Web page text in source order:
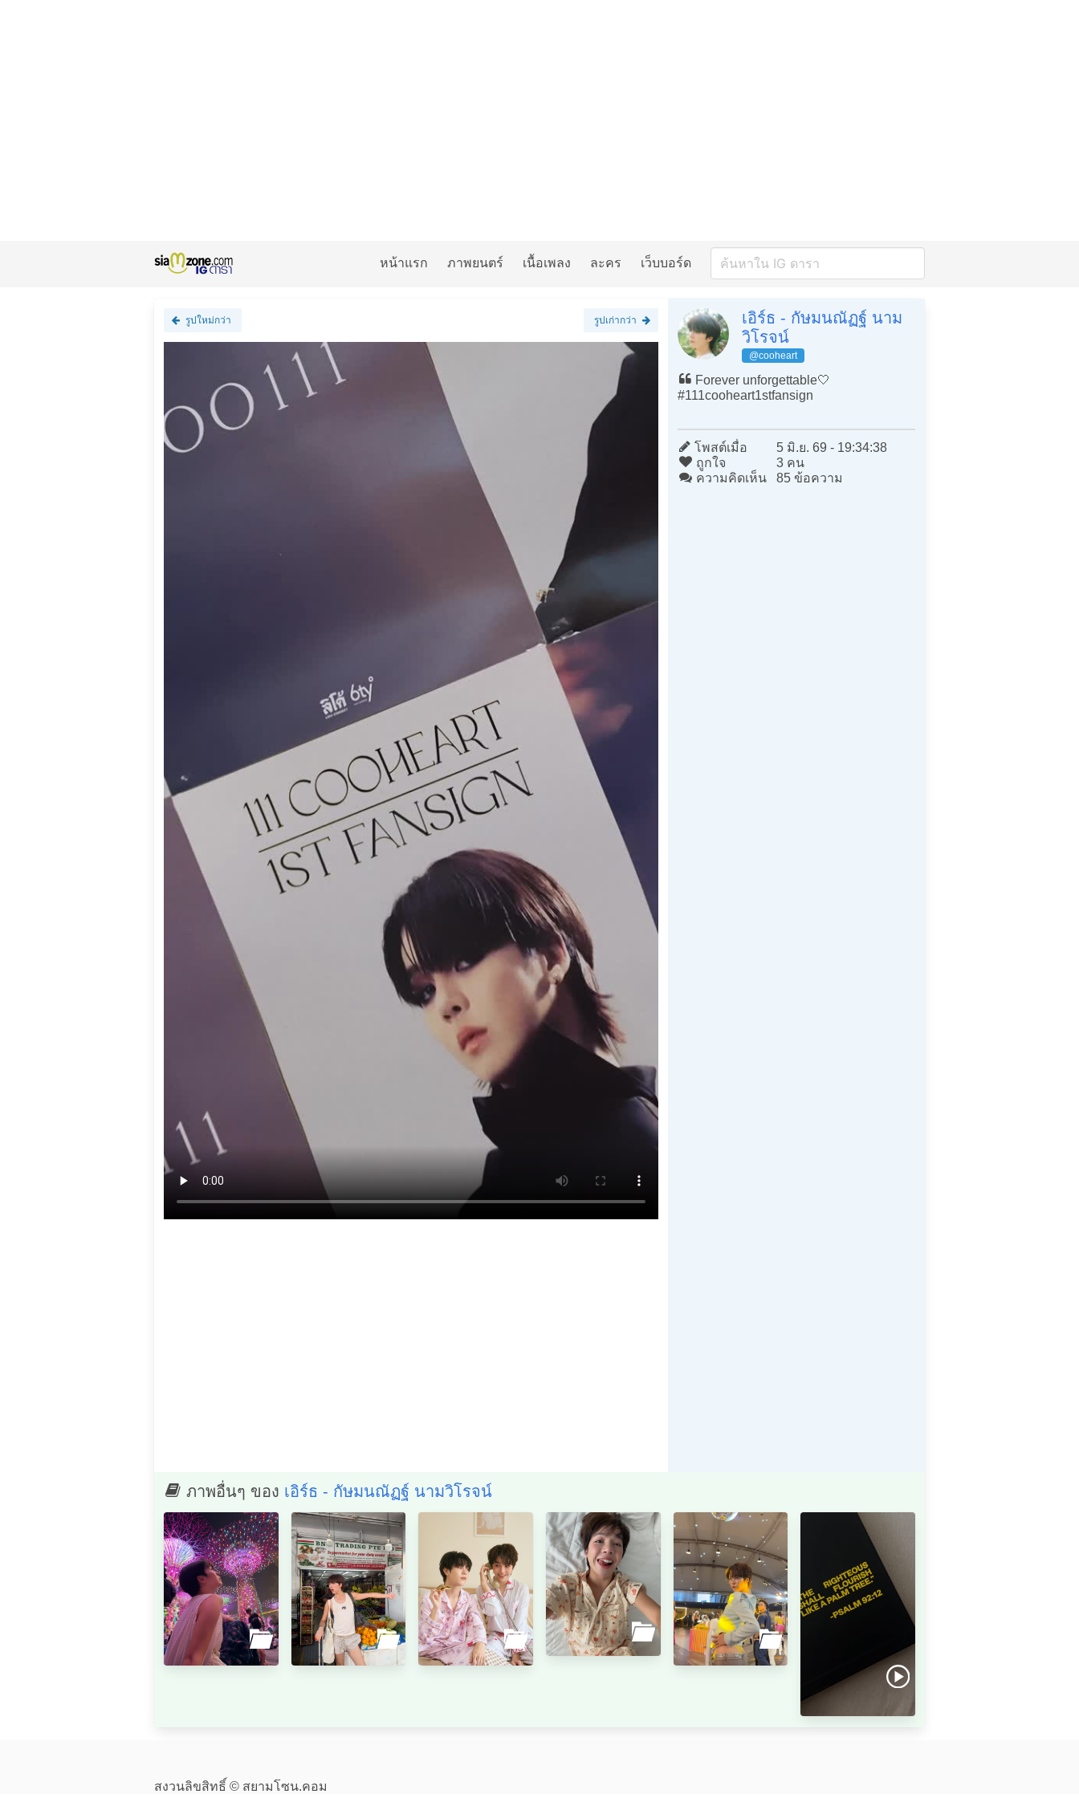
หน้าแรก ภาพยนตร์ เนื้อเพลง ละคร เว็บบอร์ด
รูปใหม่กว่า รูปเก่ากว่า
เอิร์ธ - กัษมนณัฏฐ์ นาม
วิโรจน์
@cooheart
Forever unforgettable🤍
#111cooheart1stfansign
โพสต์เมื่อ
5 มิ.ย. 69 - 19:34:38
ถูกใจ
3 คน
ความคิดเห็น
85 ข้อความ
ภาพอื่นๆ ของ เอิร์ธ - กัษมนณัฏฐ์ นามวิโรจน์
สงวนลิขสิทธิ์ © สยามโซน.คอม